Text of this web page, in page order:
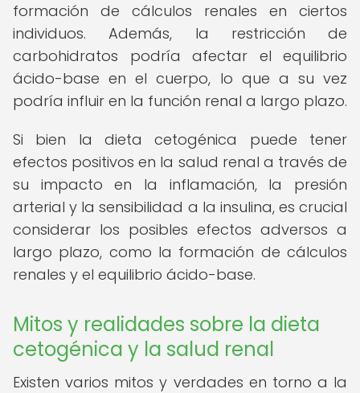
formación de cálculos renales en ciertos
individuos. Además, la restricción de
carbohidratos podría afectar el equilibrio
ácido-base en el cuerpo, lo que a su vez
podría influir en la función renal a largo plazo.
Si bien la dieta cetogénica puede tener
efectos positivos en la salud renal a través de
su impacto en la inflamación, la presión
arterial y la sensibilidad a la insulina, es crucial
considerar los posibles efectos adversos a
largo plazo, como la formación de cálculos
renales y el equilibrio ácido-base.
Mitos y realidades sobre la dieta
cetogénica y la salud renal
Existen varios mitos y verdades en torno a la